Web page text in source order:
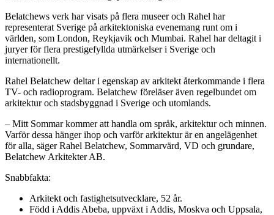
Belatchews verk har visats på flera museer och Rahel har
representerat Sverige på arkitektoniska evenemang runt om i
världen, som London, Reykjavik och Mumbai. Rahel har deltagit i
juryer för flera prestigefyllda utmärkelser i Sverige och
internationellt.
Rahel Belatchew deltar i egenskap av arkitekt återkommande i flera
TV- och radioprogram. Belatchew föreläser även regelbundet om
arkitektur och stadsbyggnad i Sverige och utomlands.
– Mitt Sommar kommer att handla om språk, arkitektur och minnen.
Varför dessa hänger ihop och varför arkitektur är en angelägenhet
för alla, säger Rahel Belatchew, Sommarvärd, VD och grundare,
Belatchew Arkitekter AB.
Snabbfakta:
Arkitekt och fastighetsutvecklare, 52 år.
Född i Addis Abeba, uppväxt i Addis, Moskva och Uppsala,